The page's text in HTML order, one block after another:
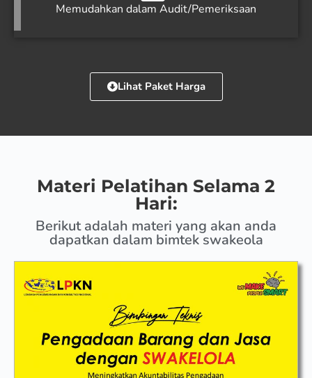
Memudahkan dalam Audit/Pemeriksaan
Lihat Paket Harga
Materi Pelatihan Selama 2
Hari:
Berikut adalah materi yang akan anda
dapatkan dalam bimtek swakeola